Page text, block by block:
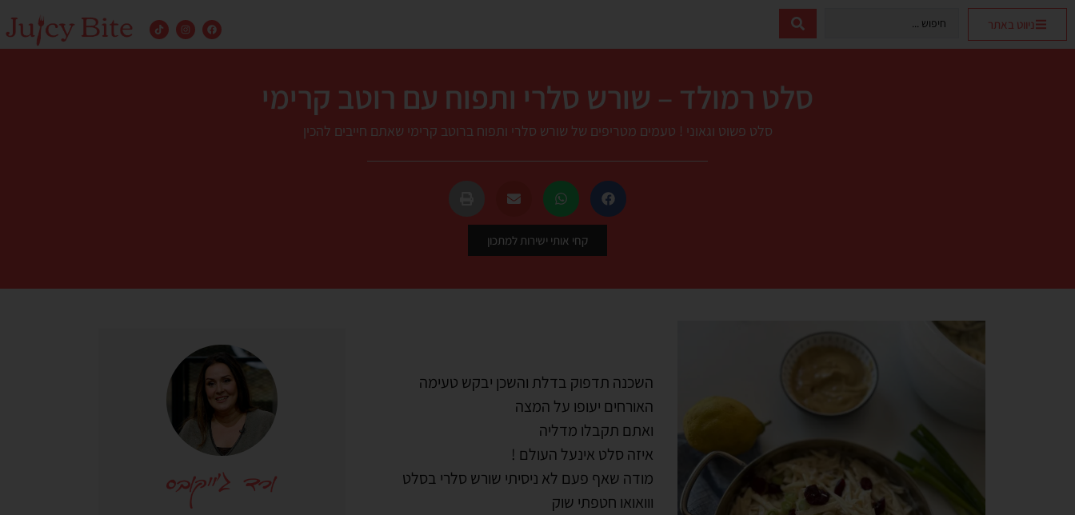
ניווט באתר
סלט רמולד – שורש סלרי ותפוח עם רוטב קרימי
סלט פשוט וגאוני ! טעמים מטריפים של שורש סלרי ותפוח ברוטב קרימי שאתם חייבים להכין
קחי אותי ישירות למתכון
השכנה תדפוק בדלת והשכן יבקש טעימה
האורחים יעופו על המצה
ואתם תקבלו מדליה
איזה סלט אינעל העולם !
מודה שאף פעם לא ניסיתי שורש סלרי בסלט
ווואואו חטפתי שוק